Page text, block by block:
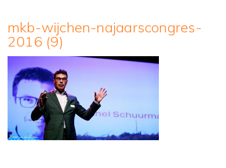
mkb-wijchen-najaarscongres-
2016 (9)